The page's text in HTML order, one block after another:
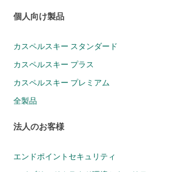
個人向け製品
カスペルスキー スタンダード
カスペルスキー プラス
カスペルスキー プレミアム
全製品
法人のお客様
エンドポイントセキュリティ